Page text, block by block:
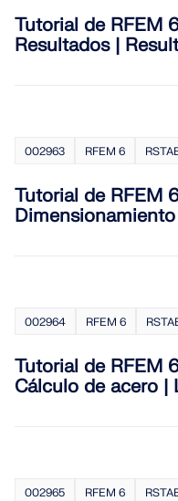
Tutorial de RFEM
Resultados |
002963 RFEM 6
Tutorial de RFEM
002964 RFEM 6
Tutorial de RFEM
Cálculo de acero |
002965 RFEM 6